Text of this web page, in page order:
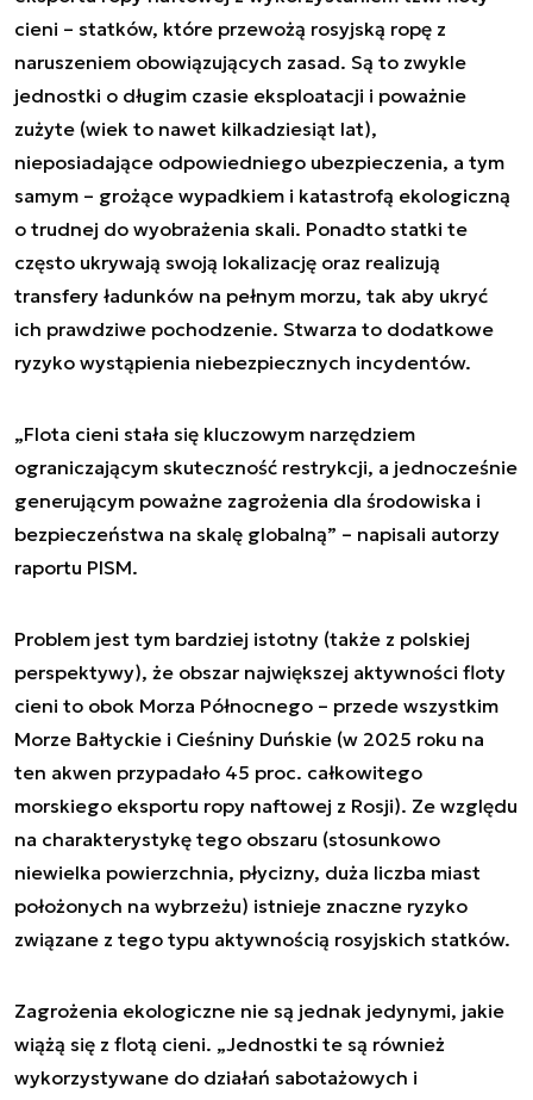
cieni – statków, które przewożą rosyjską ropę z
naruszeniem obowiązujących zasad. Są to zwykle
jednostki o długim czasie eksploatacji i poważnie
zużyte (wiek to nawet kilkadziesiąt lat),
nieposiadające odpowiedniego ubezpieczenia, a tym
samym – grożące wypadkiem i katastrofą ekologiczną
o trudnej do wyobrażenia skali. Ponadto statki te
często ukrywają swoją lokalizację oraz realizują
transfery ładunków na pełnym morzu, tak aby ukryć
ich prawdziwe pochodzenie. Stwarza to dodatkowe
ryzyko wystąpienia niebezpiecznych incydentów.
„Flota cieni stała się kluczowym narzędziem
ograniczającym skuteczność restrykcji, a jednocześnie
generującym poważne zagrożenia dla środowiska i
bezpieczeństwa na skalę globalną” – napisali autorzy
raportu PISM.
Problem jest tym bardziej istotny (także z polskiej
perspektywy), że obszar największej aktywności floty
cieni to obok Morza Północnego – przede wszystkim
Morze Bałtyckie i Cieśniny Duńskie (w 2025 roku na
ten akwen przypadało 45 proc. całkowitego
morskiego eksportu ropy naftowej z Rosji). Ze względu
na charakterystykę tego obszaru (stosunkowo
niewielka powierzchnia, płycizny, duża liczba miast
położonych na wybrzeżu) istnieje znaczne ryzyko
związane z tego typu aktywnością rosyjskich statków.
Zagrożenia ekologiczne nie są jednak jedynymi, jakie
wiążą się z flotą cieni. „Jednostki te są również
wykorzystywane do działań sabotażowych i